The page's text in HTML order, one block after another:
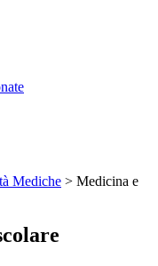
Mediche > Medicina e